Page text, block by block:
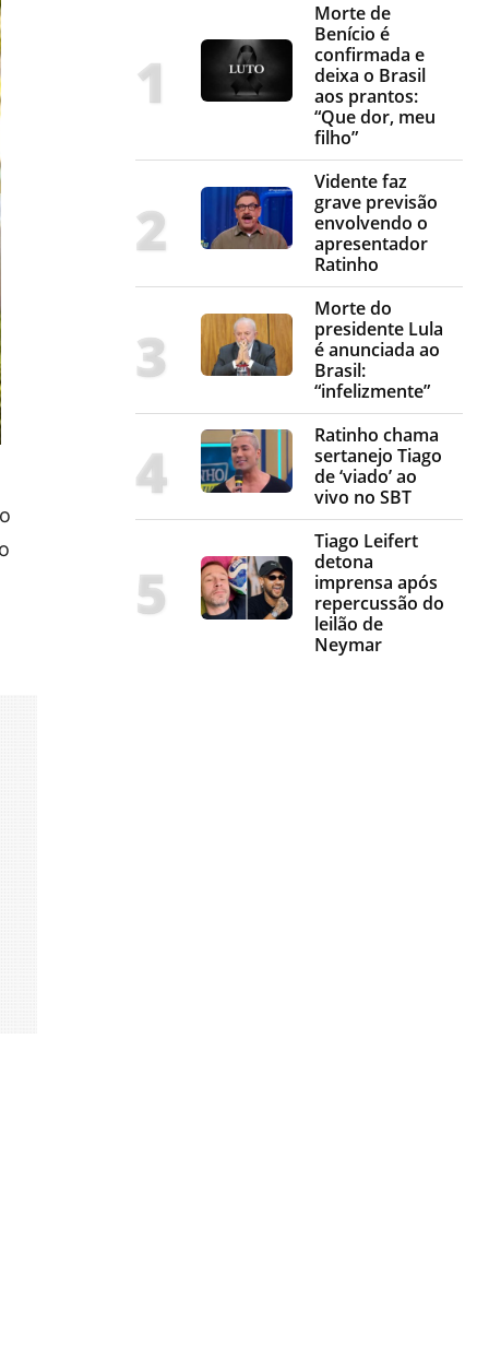
Morte de
Benício é
confirmada e
deixa o Brasil
aos prantos:
“Que dor, meu
filho”
Vidente faz
grave previsão
envolvendo o
apresentador
Ratinho
Morte do
presidente Lula
é anunciada ao
Brasil:
“infelizmente”
Ratinho chama
sertanejo Tiago
de ‘viado’ ao
vivo no SBT
Tiago Leifert
detona
imprensa após
repercussão do
leilão de
Neymar